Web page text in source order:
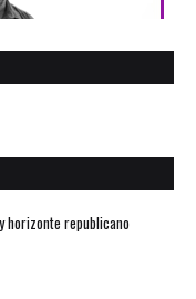
horizonte republicano